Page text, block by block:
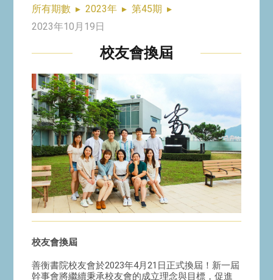
所有期數 ▸ 2023年 ▸ 第45期 ▸
2023年10月19日
校友會換屆
校友會換屆
善衡書院校友會於2023年4月21日正式換屆！新一屆
幹事會將繼續秉承校友會的成立理念與目標，促進